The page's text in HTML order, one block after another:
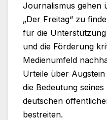
Journalismus gehen
„Der Freitag“ zu
für die
und die Förderung
Medienumfeld
Urteile über
die Bedeutung
deutschen
bestreiten.